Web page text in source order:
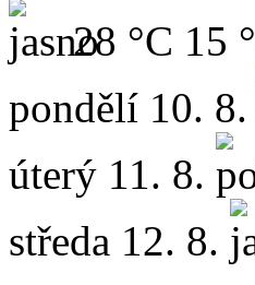
28 °C 15
pondělí 10. 8.
úterý 11. 8.
středa 12. 8.